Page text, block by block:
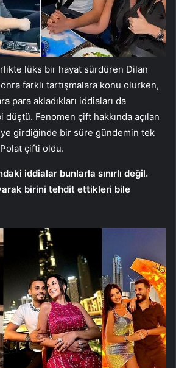
lüks bir hayat sürdüren Dilan
farklı tartışmalara konu olurken,
para akladıkları iddiaları da
Fenomen çift hakkında açılan
girdiğinde bir süre gündemin tek
çifti oldu.
iddialar bunlarla sınırlı değil.
birini tehdit ettikleri bile